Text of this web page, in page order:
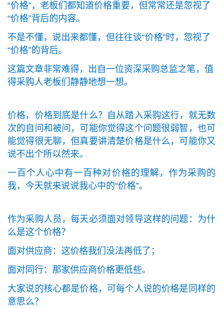
“价格”，老板们都知道价格重要，但常常还是忽视了
“价格”背后的内容。
不是不懂，说出来都懂，但往往谈“价格”时，忽视了
“价格”的背后。
这篇文章非常难得，出自一位资深采购总监之笔，值
得采购人老板们静静地想一想。
价格，价格到底是什么？自从踏入采购这行，就无数
次的自问和被问，可能你觉得这个问题很弱智，也可
能觉得很无聊，但真要讲清楚价格是什么，可能你又
说不出个所以然来。
一百个人心中有一百种对价格的理解，作为采购的
我，今天就来说说我心中的“价格”。
作为采购人员，每天必须面对领导这样的问题：为什
么是这个价格？
面对供应商：这价格我们没法再低了；
面对同行：那家供应商价格更低些。
大家说的核心都是价格，可每个人说的价格是同样的
意思么？